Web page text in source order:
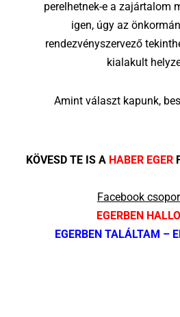
perelhetnek-e a zajártalom
igen, úgy az
rendezvényszervező
kialakult
Amint választ kapunk,
KÖVESD TE IS A HABER EGER
Facebook
EGERBEN
EGERBEN TALÁLTAM –